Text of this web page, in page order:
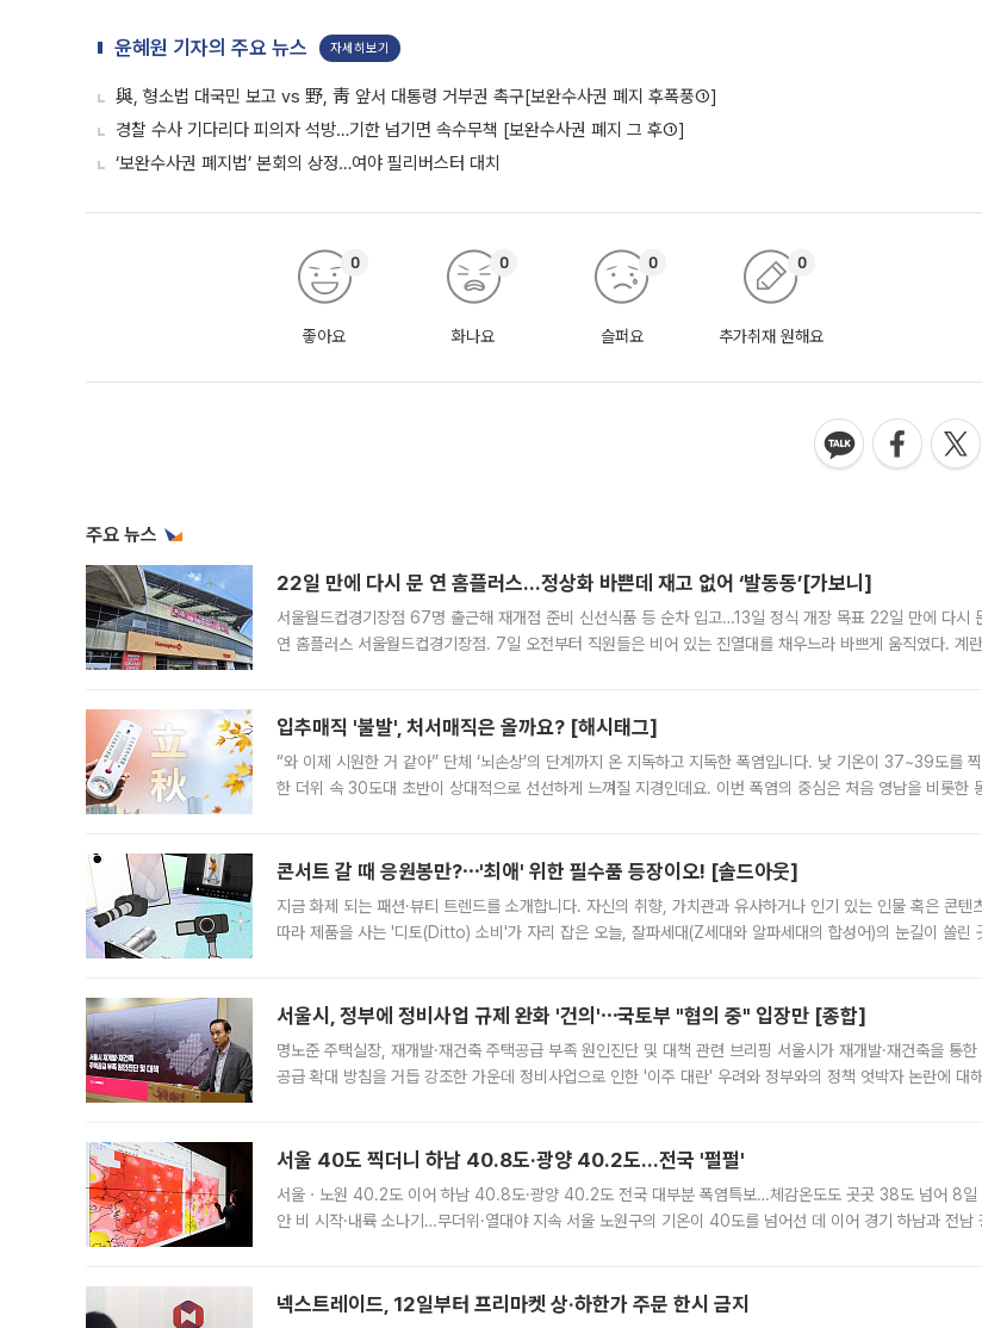
윤혜원 기자의 주요 뉴스 자세히보기
與, 형소법 대국민 보고 vs 野, 靑 앞서 대통령 거부권 촉구[보완수사권 폐지 후폭풍①]
경찰 수사 기다리다 피의자 석방…기한 넘기면 속수무책 [보완수사권 폐지 그 후①]
‘보완수사권 폐지법’ 본회의 상정…여야 필리버스터 대치
좋아요
0
화나요
0
슬퍼요
0
추가취재 원해요
0
주요 뉴스
22일 만에 다시 문 연 홈플러스…정상화 바쁜데 재고 없어 ‘발동동’[가보니]
서울월드컵경기장점 67명 출근해 재개점 준비 신선식품 등 순차 입고…13일 정식 개장 목표 22일 만에 다시
연 홈플러스 서울월드컵경기장점. 7일 오전부터 직원들은 비어 있는 진열대를 채우느라 바쁘게 움직였다. 계
입추매직 '불발', 처서매직은 올까요? [해시태그]
“와 이제 시원한 거 같아” 단체 ‘뇌손상’의 단계까지 온 지독하고 지독한 폭염입니다. 낮 기온이 37~39도를
한 더위 속 30도대 초반이 상대적으로 선선하게 느껴질 지경인데요. 이번 폭염의 중심은 처음 영남을 비롯한
콘서트 갈 때 응원봉만?⋯'최애' 위한 필수품 등장이오! [솔드아웃]
지금 화제 되는 패션·뷰티 트렌드를 소개합니다. 자신의 취향, 가치관과 유사하거나 인기 있는 인물 혹은 콘텐
따라 제품을 사는 '디토(Ditto) 소비'가 자리 잡은 오늘, 잘파세대(Z세대와 알파세대의 합성어)의 눈길이 쏠린
서울시, 정부에 정비사업 규제 완화 '건의'⋯국토부 "협의 중" 입장만 [종합]
명노준 주택실장, 재개발·재건축 주택공급 부족 원인진단 및 대책 관련 브리핑 서울시가 재개발·재건축을 통한
공급 확대 방침을 거듭 강조한 가운데 정비사업으로 인한 '이주 대란' 우려와 정부와의 정책 엇박자 논란에 대
서울 40도 찍더니 하남 40.8도·광양 40.2도…전국 '펄펄'
서울ㆍ노원 40.2도 이어 하남 40.8도·광양 40.2도 전국 대부분 폭염특보…체감온도도 곳곳 38도 넘어 8일
안 비 시작·내륙 소나기…무더위·열대야 지속 서울 노원구의 기온이 40도를 넘어선 데 이어 경기 하남과 전남
넥스트레이드, 12일부터 프리마켓 상·하한가 주문 한시 금지